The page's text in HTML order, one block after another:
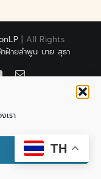
เรา
| All Rights
ฝ้ายลำพูน บาย สุธา
YouTubeEmail
TH